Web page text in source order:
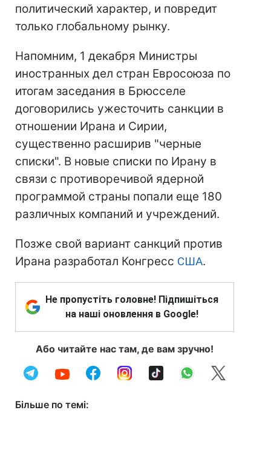
политический характер, и повредит
только глобальному рынку.
Напомним, 1 декабря Министры
иностранных дел стран Евросоюза по
итогам заседания в Брюсселе
договорились ужесточить санкции в
отношении Ирана и Сирии,
существенно расширив "черные
списки". В новые списки по Ирану в
связи с противоречивой ядерной
программой страны попали еще 180
различных компаний и учреждений.
Позже свой вариант санкций против
Ирана разработал Конгресс США.
Не пропустіть головне! Підпишіться
на наші оновлення в Google!
Або читайте нас там, де вам зручно!
Більше по темі: